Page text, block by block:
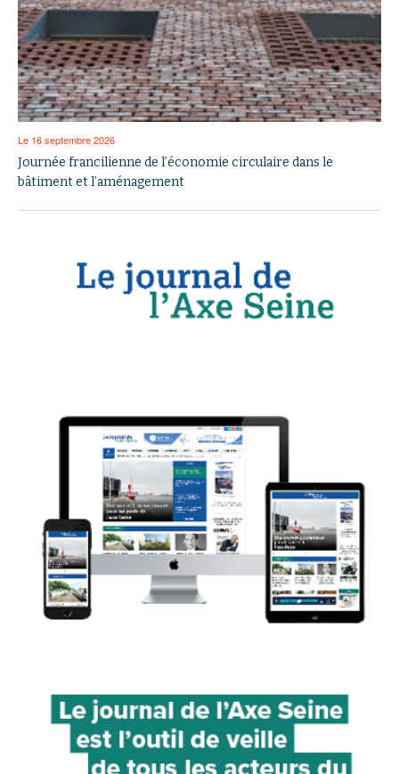
Le 16 septembre 2026
Journée francilienne de l’économie circulaire dans le
bâtiment et l’aménagement